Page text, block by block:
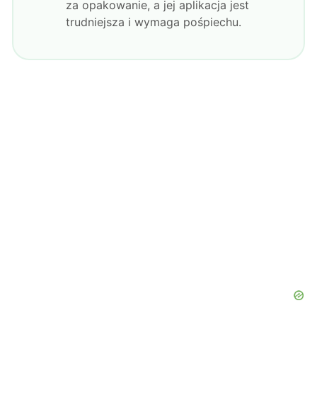
za opakowanie, a jej aplikacja jest
trudniejsza i wymaga pośpiechu.